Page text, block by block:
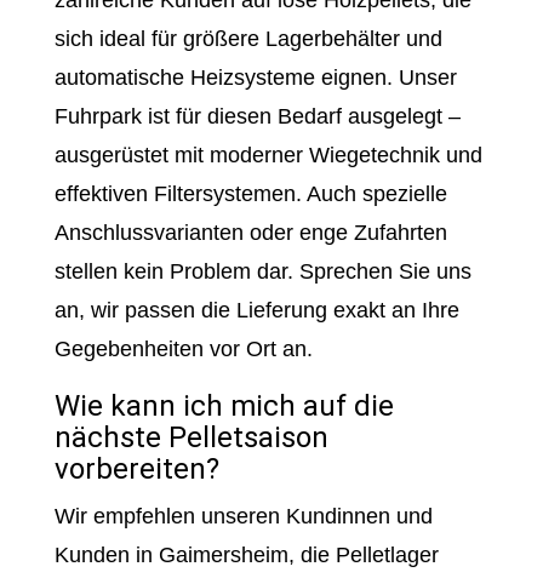
sich ideal für größere Lagerbehälter und
automatische Heizsysteme eignen. Unser
Fuhrpark ist für diesen Bedarf ausgelegt –
ausgerüstet mit moderner Wiegetechnik und
effektiven Filtersystemen. Auch spezielle
Anschlussvarianten oder enge Zufahrten
stellen kein Problem dar. Sprechen Sie uns
an, wir passen die Lieferung exakt an Ihre
Gegebenheiten vor Ort an.
Wie kann ich mich auf die
nächste Pelletsaison
vorbereiten?
Wir empfehlen unseren Kundinnen und
Kunden in Gaimersheim, die Pelletlager